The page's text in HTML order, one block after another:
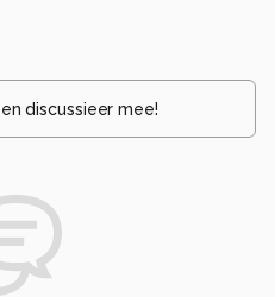
en discussieer mee!